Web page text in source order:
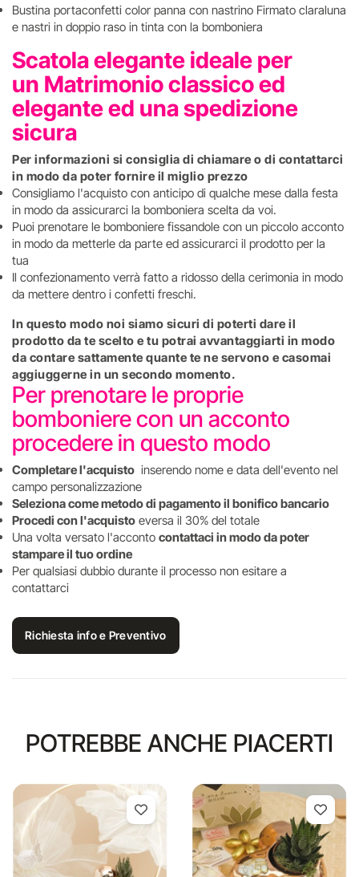
Bustina portaconfetti color panna con nastrino Firmato claraluna
e nastri in doppio raso in tinta con la bomboniera
Scatola elegante ideale per
un Matrimonio classico ed
elegante ed una spedizione
sicura
Per informazioni si consiglia di chiamare o di contattarci
in modo da poter fornire il miglio prezzo
Consigliamo l'acquisto con anticipo di qualche mese dalla festa
in modo da assicurarci la bomboniera scelta da voi.
Puoi prenotare le bomboniere fissandole con un piccolo acconto
in modo da metterle da parte ed assicurarci il prodotto per la
tua
Il confezionamento verrà fatto a ridosso della cerimonia in modo
da mettere dentro i confetti freschi.
In questo modo noi siamo sicuri di poterti dare il
prodotto da te scelto e tu potrai avvantaggiarti in modo
da contare sattamente quante te ne servono e casomai
aggiuggerne in un secondo momento.
Per prenotare le proprie
bomboniere con un acconto
procedere in questo modo
Completare l'acquisto inserendo nome e data dell'evento nel
campo personalizzazione
Seleziona come metodo di pagamento il bonifico bancario
Procedi con l'acquisto eversa il 30% del totale
Una volta versato l'acconto contattaci in modo da poter
stampare il tuo ordine
Per qualsiasi dubbio durante il processo non esitare a
contattarci
Richiesta info e Preventivo
POTREBBE ANCHE PIACERTI